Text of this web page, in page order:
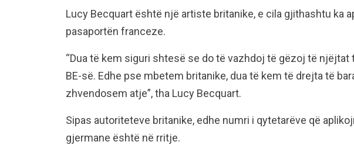
Lucy Becquart është një artiste britanike, e cila gjithashtu ka
pasaportën franceze.
“Dua të kem siguri shtesë se do të vazhdoj të gëzoj të
BE-së. Edhe pse mbetem britanike, dua të kem të drejta të
zhvendosem atje”, tha Lucy Becquart.
Sipas autoriteteve britanike, edhe numri i qytetarëve që
gjermane është në rritje.